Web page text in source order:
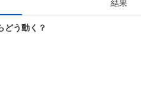
結果
どう動く？